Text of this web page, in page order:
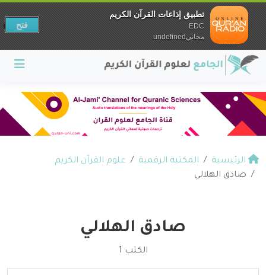
الرئيسية المكتبة الرقمية
علوم القرآن الكريم
صادق الهلالي
صادق الهلالي
الكتب 1
تطبيق إذاعات القرآن الكريم
EDC
مجانيundefined
فتح